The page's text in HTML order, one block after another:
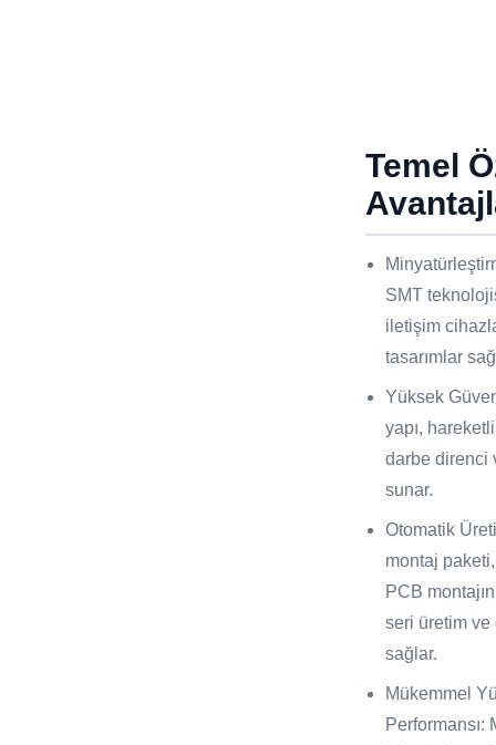
Temel
SMT
iletişim
tasarımlar
Yüksek
yapı,
darbe direnci
sunar.
Otomatik
montaj
PCB
seri üretim
sağlar.
Mükemmel
Performansı: